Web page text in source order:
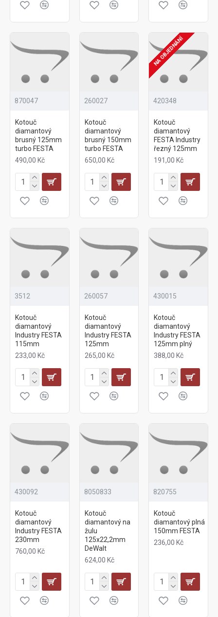
870047
Kotouč
diamantový
brusný 125mm
turbo FESTA
490,00 Kč
260027
Kotouč
diamantový
brusný 150mm
turbo FESTA
650,00 Kč
NA OBJEDNÁNÍ
420348
Kotouč
diamantový
FESTA Industry
řezný 125mm
191,00 Kč
3512
Kotouč
diamantový
Industry FESTA
115mm
233,00 Kč
260057
Kotouč
diamantový
Industry FESTA
125mm
265,00 Kč
430015
Kotouč
diamantový
Industry FESTA
125mm plný
388,00 Kč
430092
Kotouč
diamantový
Industry FESTA
230mm
760,00 Kč
8050833
Kotouč
diamantový na
žulu
125x22,2mm
DeWalt
624,00 Kč
820755
Kotouč
diamantový plná
150mm FESTA
236,00 Kč